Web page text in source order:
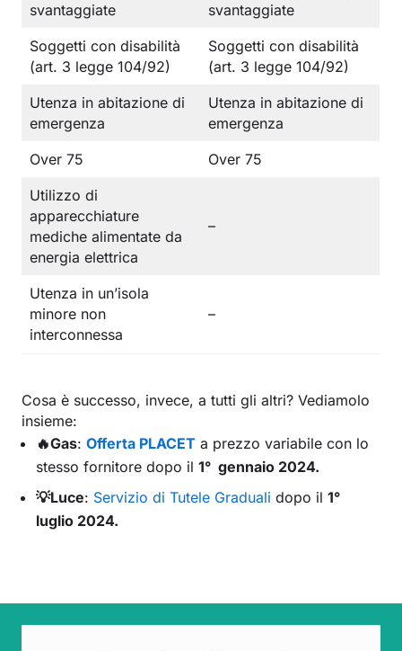
svantaggiate
svantaggiate
Soggetti con disabilità
(art. 3 legge 104/92)
Soggetti con disabilità
(art. 3 legge 104/92)
Utenza in abitazione di
emergenza
Utenza in abitazione di
emergenza
Over 75
Over 75
Utilizzo di
apparecchiature
mediche alimentate da
energia elettrica
–
Utenza in un’isola
minore non
interconnessa
–
Cosa è successo, invece, a tutti gli altri? Vediamolo
insieme:
🔥Gas: Offerta PLACET a prezzo variabile con lo
stesso fornitore dopo il 1° gennaio 2024.
💡Luce: Servizio di Tutele Graduali dopo il 1°
luglio 2024.